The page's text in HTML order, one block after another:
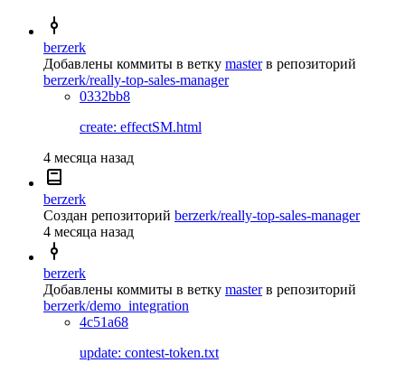
berzerk
Добавлены коммиты в ветку master в репозиторий
berzerk/really-top-sales-manager
0332bb8
create: effectSM.html
4 месяца назад
berzerk
Создан репозиторий berzerk/really-top-sales-manager
4 месяца назад
berzerk
Добавлены коммиты в ветку master в репозиторий
berzerk/demo_integration
4c51a68
update: contest-token.txt